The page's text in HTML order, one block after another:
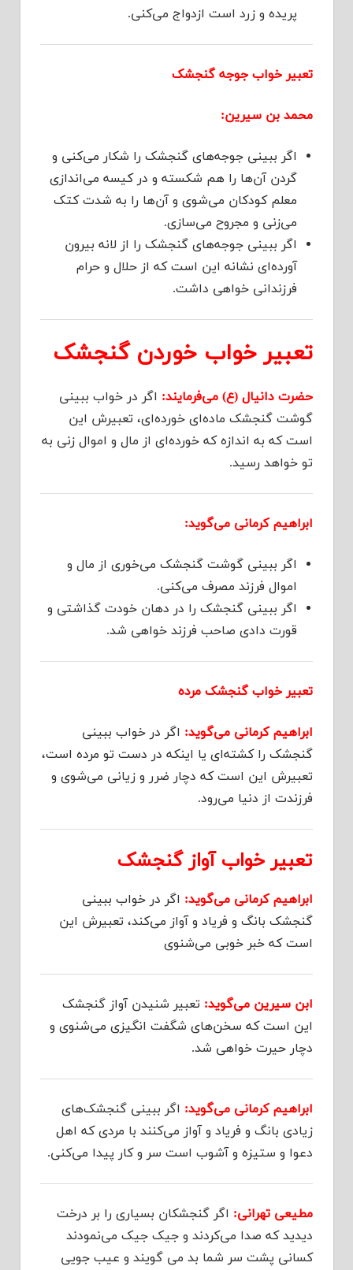
پریده و زرد است ازدواج می‌کنی.
تعبیر خواب جوجه گنجشک
محمد بن سیرین:
اگر ببینی جوجه‌های گنجشک را شکار می‌کنی و
گردن آن‌ها را هم شکسته و در کیسه می‌اندازی
معلم کودکان می‌شوی و آن‌ها را به شدت کتک
می‌زنی و مجروح می‌سازی.
اگر ببینی جوجه‌های گنجشک را از لانه بیرون
آورده‌ای نشانه این است که از حلال و حرام
فرزندانی خواهی داشت.
تعبیر خواب خوردن گنجشک
حضرت دانیال (ع) می‌فرمایند: اگر در خواب ببینی
گوشت گنجشک ماده‌ای خورده‌ای، تعبیرش این
است که به اندازه که خورده‌ای از مال و اموال زنی به
تو خواهد رسید.
ابراهیم کرمانی می‌گوید:
اگر ببینی گوشت گنجشک می‌خوری از مال و
اموال فرزند مصرف می‌کنی.
اگر ببینی گنجشک را در دهان خودت گذاشتی و
قورت دادی صاحب فرزند خواهی شد.
تعبیر خواب گنجشک مرده
ابراهیم کرمانی می‌گوید: اگر در خواب ببینی
گنجشک را کشته‌ای یا اینکه در دست تو مرده است،
تعبیرش این است که دچار ضرر و زیانی می‌شوی و
فرزندت از دنیا می‌رود.
تعبیر خواب آواز گنجشک
ابراهیم کرمانی می‌گوید: اگر در خواب ببینی
گنجشک بانگ و فریاد و آواز می‌کند، تعبیرش این
است که خبر خوبی می‌شنوی
ابن سیرین می‌گوید: تعبیر شنیدن آواز گنجشک
این است که سخن‌های شگفت انگیزی می‌شنوی و
دچار حیرت خواهی شد.
ابراهیم کرمانی می‌گوید: اگر ببینی گنجشک‌های
زیادی بانگ و فریاد و آواز می‌کنند با مردی که اهل
دعوا و ستیزه و آشوب است سر و کار پیدا می‌کنی.
مطیعی تهرانی: اگر گنجشکان بسیاری را بر درخت
دیدید که صدا می‌کردند و جیک جیک می‌نمودند
کسانی پشت سر شما بد می گویند و عیب جویی